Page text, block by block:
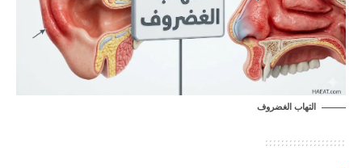
التهاب الغضروف